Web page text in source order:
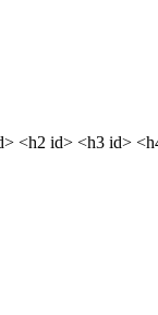
<h2 id> <h3 id>